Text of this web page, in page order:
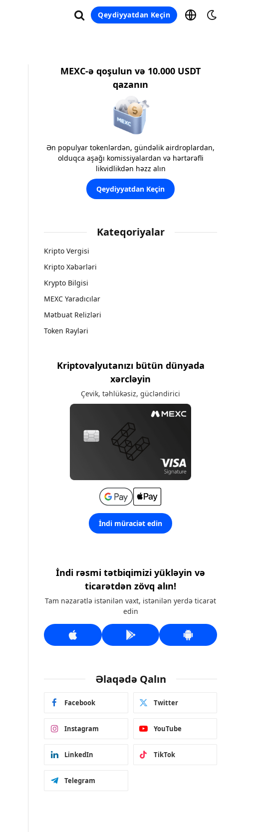
Qeydiyyatdan Keçin
MEXC-ə qoşulun və 10.000 USDT
qazanın
Ən populyar tokenlərdən, gündəlik airdroplardan,
olduqca aşağı komissiyalardan və hərtərəfli
likvidlikdən həzz alın
Qeydiyyatdan Keçin
Kateqoriyalar
Kripto Vergisi
Kripto Xəbərləri
Krypto Bilgisi
MEXC Yaradıcılar
Mətbuat Relizləri
Token Rəyləri
Kriptovalyutanızı bütün dünyada
xərcləyin
Çevik, təhlükəsiz, gücləndirici
İndi müraciət edin
İndi rəsmi tətbiqimizi yükləyin və
ticarətdən zövq alın!
Tam nəzarətlə istənilən vaxt, istənilən yerdə ticarət
edin
Əlaqədə Qalın
Facebook Twitter
Instagram YouTube
LinkedIn TikTok
Telegram